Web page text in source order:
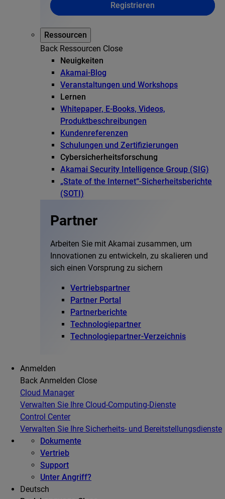
Registrieren
Ressourcen
Back Ressourcen Close
Neuigkeiten
Akamai-Blog
Veranstaltungen und Workshops
Lernen
Whitepaper, E-Books, Videos,
Produktbeschreibungen
Kundenreferenzen
Schulungen und Zertifizierungen
Cybersicherheitsforschung
Akamai Security Intelligence Group (SIG)
„State of the Internet“-Sicherheitsberichte
(SOTI)
Partner
Arbeiten Sie mit Akamai zusammen, um
Innovationen zu entwickeln, zu skalieren und
sich einen Vorsprung zu sichern
Vertriebspartner
Partner Portal
Partnerberichte
Technologiepartner
Technologiepartner-Verzeichnis
Anmelden
Back Anmelden Close
Cloud Manager
Verwalten Sie Ihre Cloud-Computing-Dienste
Control Center
Verwalten Sie Ihre Sicherheits- und Bereitstellungsdienste
Dokumente
Vertrieb
Support
Unter Angriff?
Deutsch